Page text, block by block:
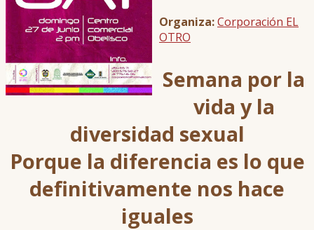
Organiza:Corporación EL
OTRO
Semana por la
vida y la
diversidad sexual
Porque la diferencia es lo que
definitivamente nos hace
iguales